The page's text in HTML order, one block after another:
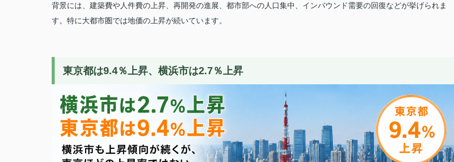
背景には、建築費や人件費の上昇、再開発の進展、都市部への人口集中、インバウンド需要の回復などが挙げられま
す。 特に大都市圏では地価の上昇が続いています。
東京都は9.4％上昇、横浜市は2.7％上昇